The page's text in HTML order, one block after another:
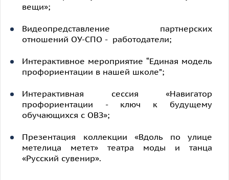
вещи»;
Видеопредставление партнерских
отношений ОУ-СПО - работодатели;
Интерактивное мероприятие “Единая модель
профориентации в нашей школе”;
Интерактивная сессия «Навигатор
профориентации - ключ к будущему
обучающихся с ОВЗ»;
Презентация коллекции «Вдоль по улице
метелица метет» театра моды и танца
«Русский сувенир».